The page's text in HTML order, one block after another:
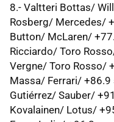
8.- Valtteri Bottas/
Rosberg/ Mercedes/
Button/ McLaren/
Ricciardo/ Toro
Vergne/ Toro Rosso/
Massa/ Ferrari/ +86.9
Gutiérrez/ Sauber/
Kovalainen/ Lotus/